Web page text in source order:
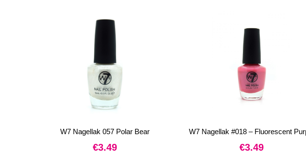
W7 Nagellak 057 Polar Bear
€3.49
W7 Nagellak #018 – Fluorescent
€3.49